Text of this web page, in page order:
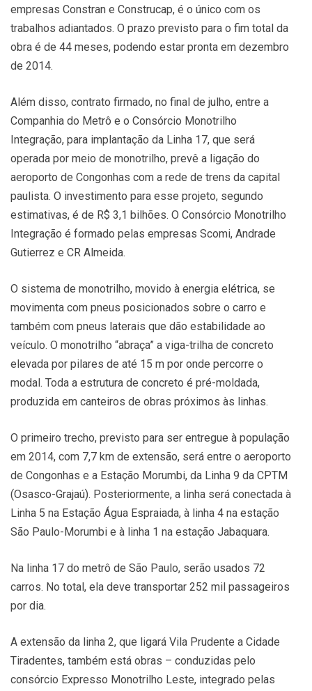
empresas Constran e Construcap, é o único com os
trabalhos adiantados. O prazo previsto para o fim total da
obra é de 44 meses, podendo estar pronta em dezembro
de 2014.
Além disso, contrato firmado, no final de julho, entre a
Companhia do Metrô e o Consórcio Monotrilho
Integração, para implantação da Linha 17, que será
operada por meio de monotrilho, prevê a ligação do
aeroporto de Congonhas com a rede de trens da capital
paulista. O investimento para esse projeto, segundo
estimativas, é de R$ 3,1 bilhões. O Consórcio Monotrilho
Integração é formado pelas empresas Scomi, Andrade
Gutierrez e CR Almeida.
O sistema de monotrilho, movido à energia elétrica, se
movimenta com pneus posicionados sobre o carro e
também com pneus laterais que dão estabilidade ao
veículo. O monotrilho “abraça” a viga-trilha de concreto
elevada por pilares de até 15 m por onde percorre o
modal. Toda a estrutura de concreto é pré-moldada,
produzida em canteiros de obras próximos às linhas.
O primeiro trecho, previsto para ser entregue à população
em 2014, com 7,7 km de extensão, será entre o aeroporto
de Congonhas e a Estação Morumbi, da Linha 9 da CPTM
(Osasco-Grajaú). Posteriormente, a linha será conectada à
Linha 5 na Estação Água Espraiada, à linha 4 na estação
São Paulo-Morumbi e à linha 1 na estação Jabaquara.
Na linha 17 do metrô de São Paulo, serão usados 72
carros. No total, ela deve transportar 252 mil passageiros
por dia.
A extensão da linha 2, que ligará Vila Prudente a Cidade
Tiradentes, também está obras – conduzidas pelo
consórcio Expresso Monotrilho Leste, integrado pelas